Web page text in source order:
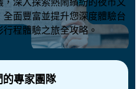
深入探索熱鬧繽紛的夜市文
面豐富並提升您深度體驗台
程體驗之旅全攻略。
的專家團隊